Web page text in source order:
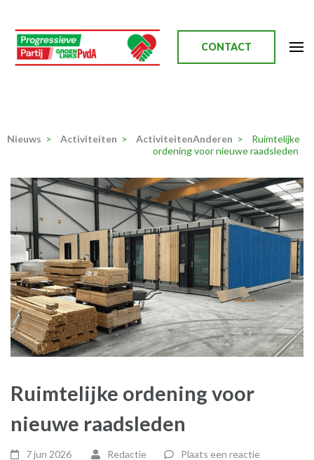
naar
inhoud
(Druk
CONTACT
Nieuws > Activiteiten > ActiviteitenAnderen >
Ruimtelijke
ordening voor nieuwe raadsleden
Ruimtelijke ordening voor
nieuwe raadsleden
7 jun 2026 Redactie Plaats een reactie